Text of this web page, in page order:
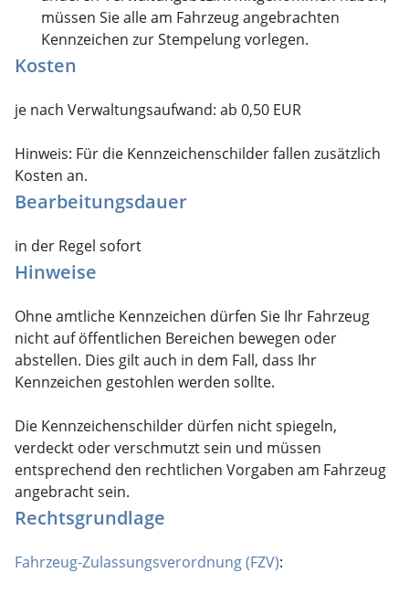
müssen Sie alle am Fahrzeug angebrachten
Kennzeichen zur Stempelung vorlegen.
Kosten
je nach Verwaltungsaufwand: ab 0,50 EUR
Hinweis: Für die Kennzeichenschilder fallen zusätzlich
Kosten an.
Bearbeitungsdauer
in der Regel sofort
Hinweise
Ohne amtliche Kennzeichen dürfen Sie Ihr Fahrzeug
nicht auf öffentlichen Bereichen bewegen oder
abstellen. Dies gilt auch in dem Fall, dass Ihr
Kennzeichen gestohlen werden sollte.
Die Kennzeichenschilder dürfen nicht spiegeln,
verdeckt oder verschmutzt sein und müssen
entsprechend den rechtlichen Vorgaben am Fahrzeug
angebracht sein.
Rechtsgrundlage
Fahrzeug-Zulassungsverordnung (FZV):